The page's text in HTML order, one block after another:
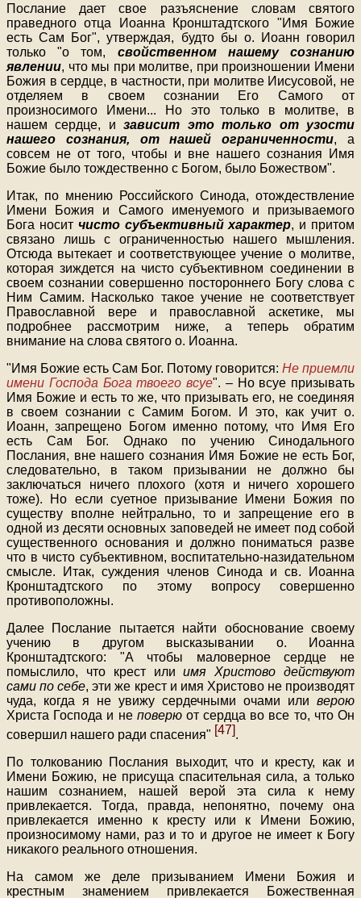
Послание дает свое разъяснение словам святого
праведного отца Иоанна Кронштадтского "Имя Божие
есть Сам Бог", утверждая, будто бы о. Иоанн говорил
только "о том, свойственном нашему сознанию
явлении, что мы при молитве, при произношении Имени
Божия в сердце, в частности, при молитве Иисусовой, не
отделяем в своем сознании Его Самого от
произносимого Имени... Но это только в молитве, в
нашем сердце, изависит это только от узости
нашего сознания, от нашей ограниченности, а
совсем не от того, чтобы и вне нашего сознания Имя
Божие было тождественно с Богом, было Божеством".
Итак, по мнению Российского Синода, отождествление
Имени Божия и Самого именуемого и призываемого
Бога носит чисто субъективный характер, и притом
связано лишь с ограниченностью нашего мышления.
Отсюда вытекает и соответствующее учение о молитве,
которая зиждется на чисто субъективном соединении в
своем сознании совершенно постороннего Богу слова с
Ним Самим. Насколько такое учение не соответствует
Православной вере и православной аскетике, мы
подробнее рассмотрим ниже, а теперь обратим
внимание на слова святого о. Иоанна.
"Имя Божие есть Сам Бог. Потому говорится: Не приемли
имени Господа Бога твоего всуе". – Но всуе призывать
Имя Божие и есть то же, что призывать его, не соединяя
в своем сознании с Самим Богом. И это, как учит о.
Иоанн, запрещено Богом именно потому, что Имя Его
есть Сам Бог. Однако по учению Синодального
Послания, вне нашего сознания Имя Божие не есть Бог,
следовательно, в таком призывании не должно бы
заключаться ничего плохого (хотя и ничего хорошего
тоже). Но если суетное призывание Имени Божия по
существу вполне нейтрально, то и запрещение его в
одной из десяти основных заповедей не имеет под собой
существенного основания и должно пониматься разве
что в чисто субъективном, воспитательно-назидательном
смысле. Итак, суждения членов Синода и св. Иоанна
Кронштадтского по этому вопросу совершенно
противоположны.
Далее Послание пытается найти обоснование своему
учению в другом высказывании о. Иоанна
Кронштадтского: "А чтобы маловерное сердце не
помыслило, что крест илиимя Христово действуют
сами по себе, эти же крест и имя Христово не производят
чуда, когда я не увижу сердечными очами или верою
Христа Господа и не поверюот сердца во все то, что Он
совершил нашего ради спасения" [47].
По толкованию Послания выходит, что и кресту, как и
Имени Божию, не присуща спасительная сила, а только
нашим сознанием, нашей верой эта сила к нему
привлекается. Тогда, правда, непонятно, почему она
привлекается именно к кресту или к Имени Божию,
произносимому нами, раз и то и другое не имеет к Богу
никакого реального отношения.
На самом же деле призыванием Имени Божия и
крестным знамением привлекается Божественная